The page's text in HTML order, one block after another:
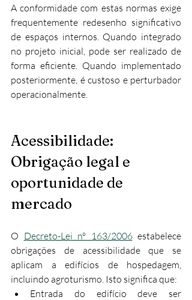
A conformidade com estas normas exige
frequentemente redesenho significativo
de espaços internos. Quando integrado
no projeto inicial, pode ser realizado de
forma eficiente. Quando implementado
posteriormente, é custoso e perturbador
operacionalmente.
Acessibilidade:
Obrigação legal e
oportunidade de
mercado
O Decreto-Lei nº 163/2006 estabelece
obrigações de acessibilidade que se
aplicam a edifícios de hospedagem,
incluindo agroturismo. Isto significa que:
Entrada do edifício deve ser